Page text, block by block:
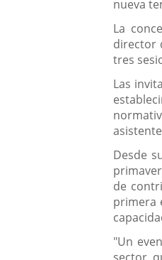
nueva
La
director
tres
Las
Desde
de
primera
"Un